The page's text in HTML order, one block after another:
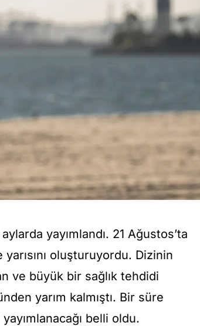
yayımlandı. 21 Ağustos’ta
oluşturuyordu. Dizinin
ve büyük bir sağlık tehdidi
yarım kalmıştı. Bir süre
belli oldu.